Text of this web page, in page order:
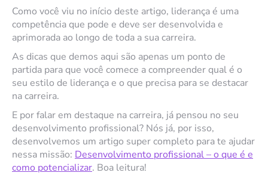
Como você viu no início deste artigo, liderança é uma
competência que pode e deve ser desenvolvida e
aprimorada ao longo de toda a sua carreira.
As dicas que demos aqui são apenas um ponto de
partida para que você comece a compreender qual é o
seu estilo de liderança e o que precisa para se destacar
na carreira.
E por falar em destaque na carreira, já pensou no seu
desenvolvimento profissional? Nós já, por isso,
desenvolvemos um artigo super completo para te ajudar
nessa missão: Desenvolvimento profissional – o que é e
como potencializar. Boa leitura!